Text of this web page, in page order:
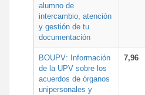
alumno de
intercambio, atención
y gestión de tu
documentación
BOUPV: Información
de la UPV sobre los
acuerdos de órganos
unipersonales y
7,96